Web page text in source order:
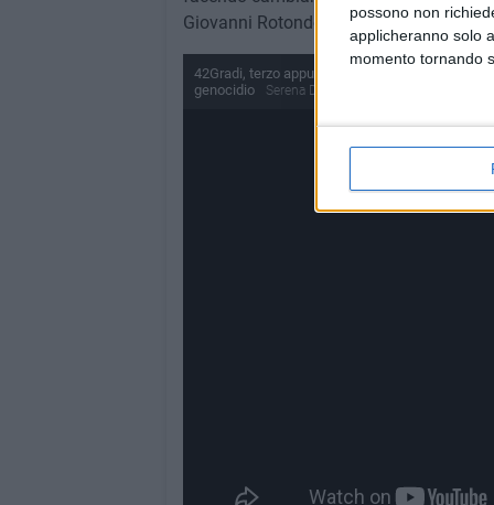
possono non
applicheranno solo
momento tornando
Giovanni Rotondo.
42Gradi, terzo appuntamento: dalla povertà
genocidio
Serena De Musso